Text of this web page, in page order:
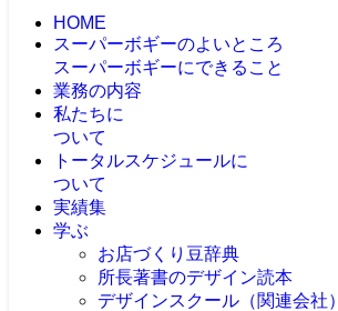
HOME
スーパーボギーのよいところ
スーパーボギーにできること
業務の内容
私たちに
ついて
トータルスケジュールに
ついて
実績集
学ぶ
お店づくり豆辞典
所長著書のデザイン読本
デザインスクール（関連会社）